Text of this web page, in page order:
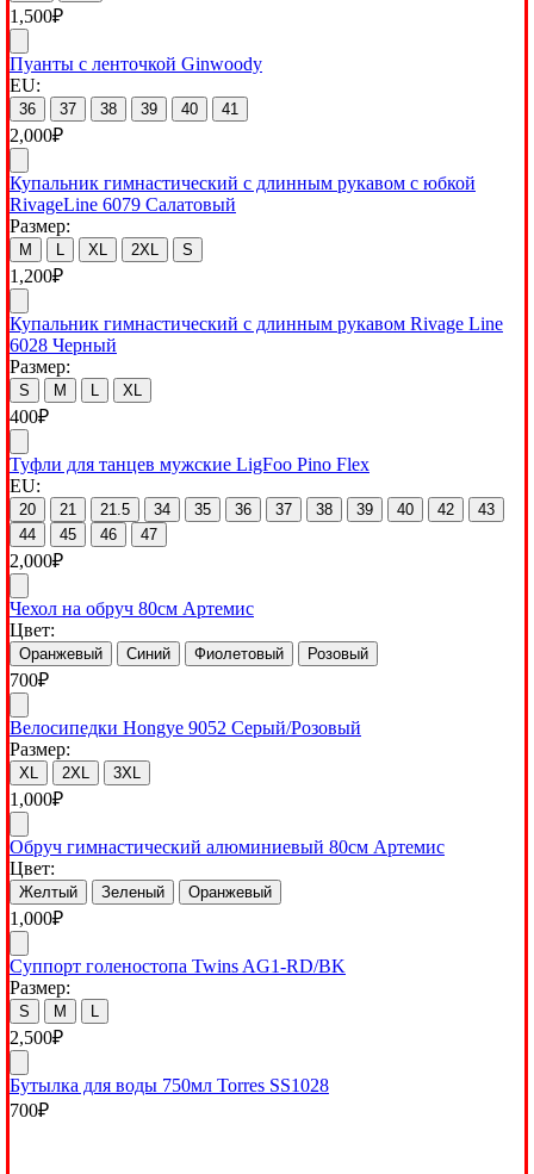
1,500₽
Пуанты с ленточкой Ginwoody
EU:
36 37 38 39 40 41
2,000₽
Купальник гимнастический с длинным рукавом с юбкой
RivageLine 6079 Салатовый
Размер:
M XL 2XL S
1,200₽
Купальник гимнастический с длинным рукавом Rivage Line
6028 Черный
Размер:
S M XL
400₽
Туфли для танцев мужские LigFoo Pino Flex
EU:
20 21 21.5 34 35 36 37 38 39 40 42
43
44
45 46 47
2,000₽
Чехол на обруч 80см Артемис
Цвет:
Оранжевый Синий Фиолетовый Розовый
700₽
Велосипедки Hongye 9052 Серый/Розовый
Размер:
XL 2XL 3XL
1,000₽
Обруч гимнастический алюминиевый 80см Артемис
Цвет:
Желтый Зеленый Оранжевый
1,000₽
Суппорт голеностопа Twins AG1-RD/BK
Размер:
S M
2,500₽
Бутылка для воды 750мл Torres SS1028
700₽